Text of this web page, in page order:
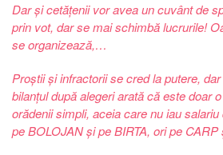
Dar și cetățenii vor avea un cuvânt de
prin vot, dar se mai schimbă lucrurile!
se organizează,…
Proștii și infractorii se cred la putere,
bilanțul după alegeri arată că este doar
orădenii simpli, aceia care nu iau
pe BOLOJAN și pe BIRTA, ori pe